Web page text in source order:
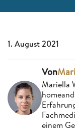
1. August 2021
Von
Mariella
einem